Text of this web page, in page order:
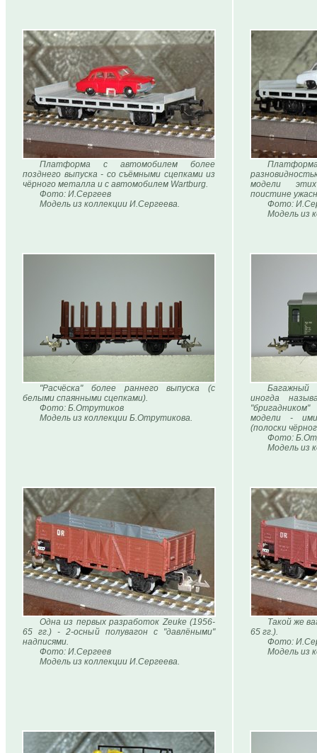
Платформа с автомобилем более
позднего выпуска - со съёмными сцепками из
чёрного металла и с автомобилем Wartburg.
Фото: И.Сергеев
Модель из коллекции И.Сергеева.
модели
поистине
Фото:
Модель из
"Расчёска" более раннего выпуска (с
белыми спаянными сцепками).
Фото: Б.Отрутиков
Модель из коллекции Б.Отрутикова.
Багажный
иногда
модели -
(полоски
Фото:
Модель из
Одна из первых разработок Zeuke (1956-
65 гг.) - 2-осный полувагон с "давлёными"
надписями.
Фото: И.Сергеев
Модель из коллекции И.Сергеева.
Такой же
65 гг.).
Фото:
Модель из